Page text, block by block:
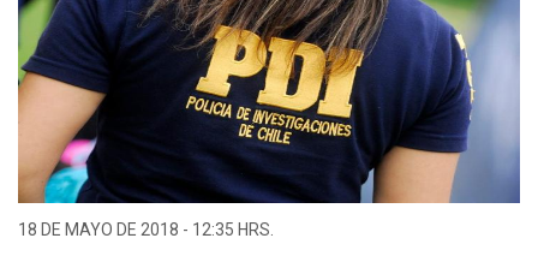
18 DE MAYO DE 2018 - 12:35 HRS.